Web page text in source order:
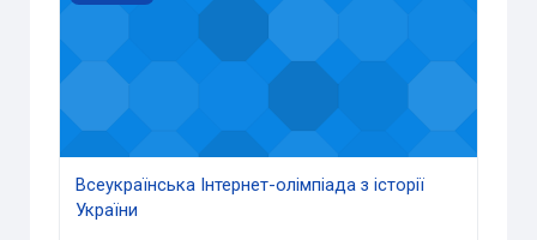
Всеукраїнська Інтернет-олімпіада з історії
України